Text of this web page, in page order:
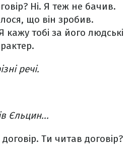
Ні. Я теж не бачив.
що він зробив.
кажу тобі за його людські
речі.
Єльцин...
Ти читав договір?